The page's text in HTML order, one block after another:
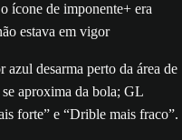
ícone de imponente+ era
estava em vigor